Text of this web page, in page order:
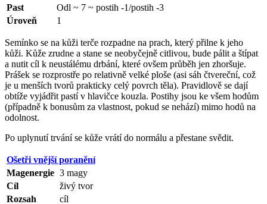
Past
Odl ~ 7 ~ postih -1/postih -3
Úroveň
1
Semínko se na kůži terče rozpadne na prach, který přilne k jeho
kůži. Kůže zrudne a stane se neobyčejně citlivou, bude pálit a štípat
a nutit cíl k neustálému drbání, které ovšem průběh jen zhoršuje.
Prášek se rozprostře po relativně velké ploše (asi sáh čtvereční, což
je u menších tvorů prakticky celý povrch těla). Pravidlově se dají
obtíže vyjádřit pastí v hlavičce kouzla. Postihy jsou ke všem hodům
(případně k bonusům za vlastnost, pokud se nehází) mimo hodů na
odolnost.
Po uplynutí trvání se kůže vrátí do normálu a přestane svědit.
Ošetři vnější poranění
Magenergie 3 magy
Cíl
živý tvor
Rozsah
cíl